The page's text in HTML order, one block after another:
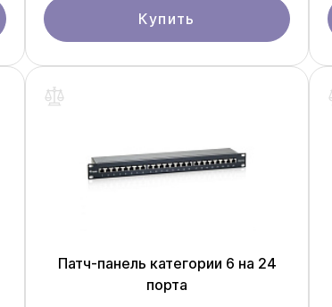
Купить
Патч-панель категории 6 на 24
порта